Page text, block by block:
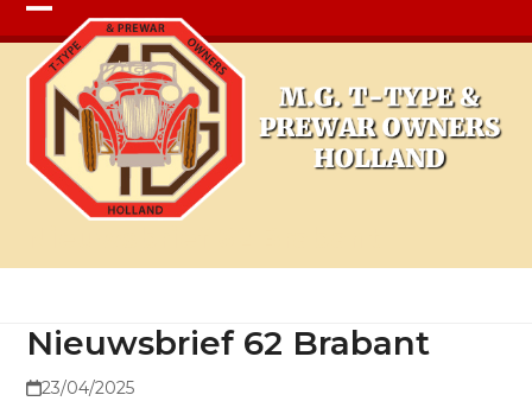
Open
mobile
menu
Close
mobile
menu
Nieuwsbrief 62 Brabant
23/04/2025